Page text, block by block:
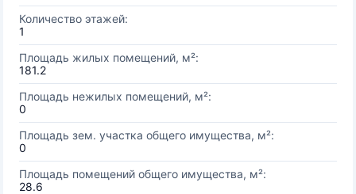
Количество этажей:
1
Площадь жилых помещений, м²:
181.2
Площадь нежилых помещений, м²:
0
Площадь зем. участка общего имущества, м²:
0
Площадь помещений общего имущества, м²:
28.6